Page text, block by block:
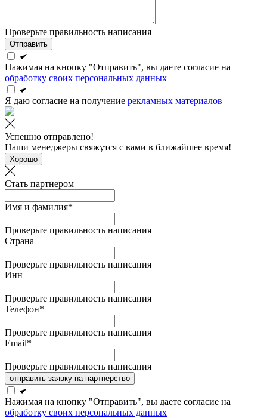
Проверьте правильность написания
Отправить
Нажимая на кнопку "Отправить", вы даете согласие на
обработку своих персональных данных
Я даю согласие на получение рекламных материалов
Успешно отправлено!
Наши менеджеры свяжутся с вами в ближайшее время!
Хорошо
Стать партнером
Имя и фамилия*
Проверьте правильность написания
Страна
Проверьте правильность написания
Инн
Проверьте правильность написания
Телефон*
Проверьте правильность написания
Email*
Проверьте правильность написания
отправить заявку на партнерство
Нажимая на кнопку "Отправить", вы даете согласие на
обработку своих персональных данных